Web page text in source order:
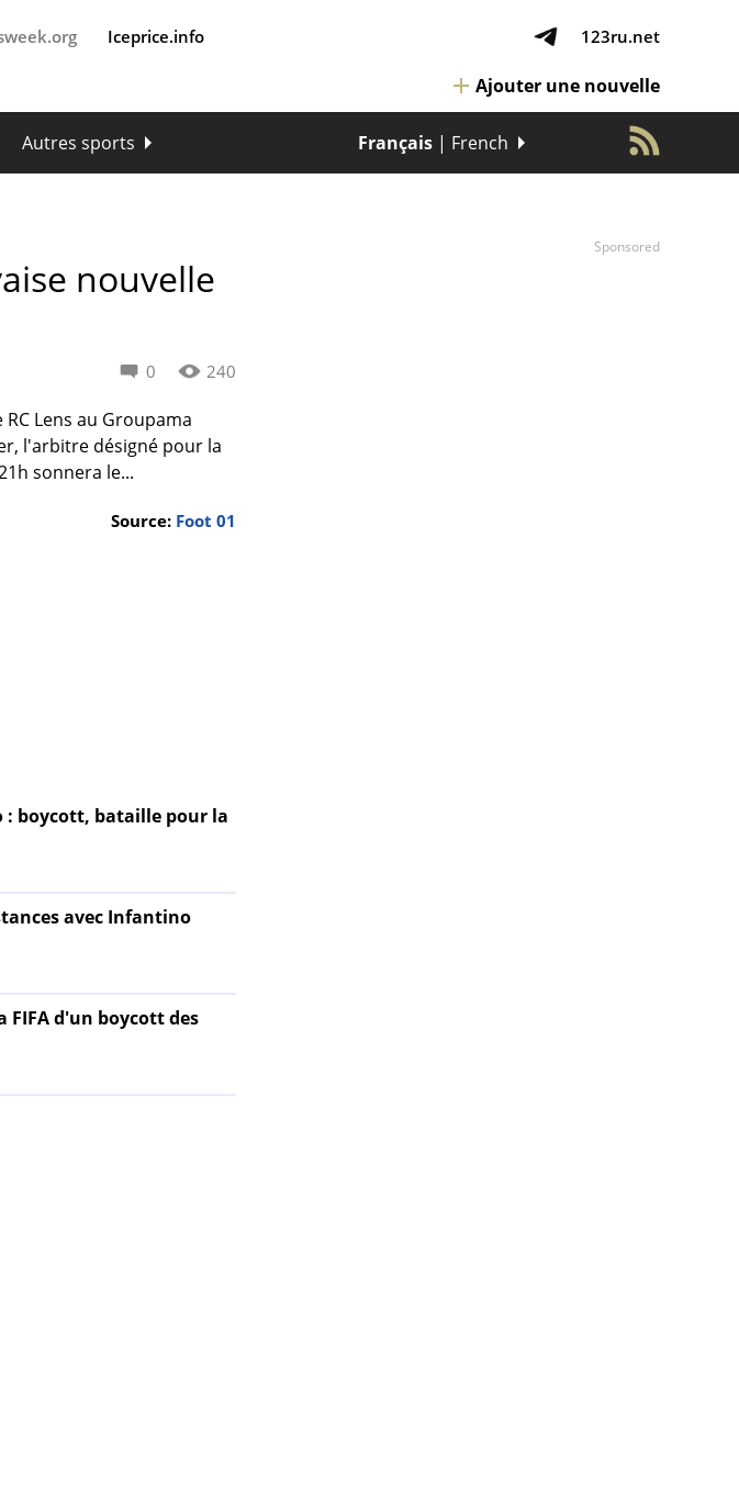
Iceprice.info 123ru.net
Ajouter une nouvelle
Autres sports Français | French
nouvelle
0 240
Lens au Groupama
l'arbitre désigné pour la
sonnera le...
Source: Foot 01
: boycott, bataille pour la
avec Infantino
FIFA d'un boycott des
Sponsored